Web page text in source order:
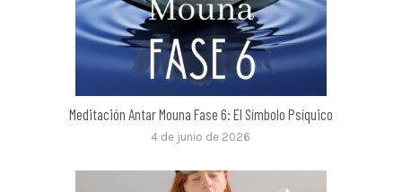
Meditación Antar Mouna Fase 6: El Símbolo Psíquico
4 de junio de 2026